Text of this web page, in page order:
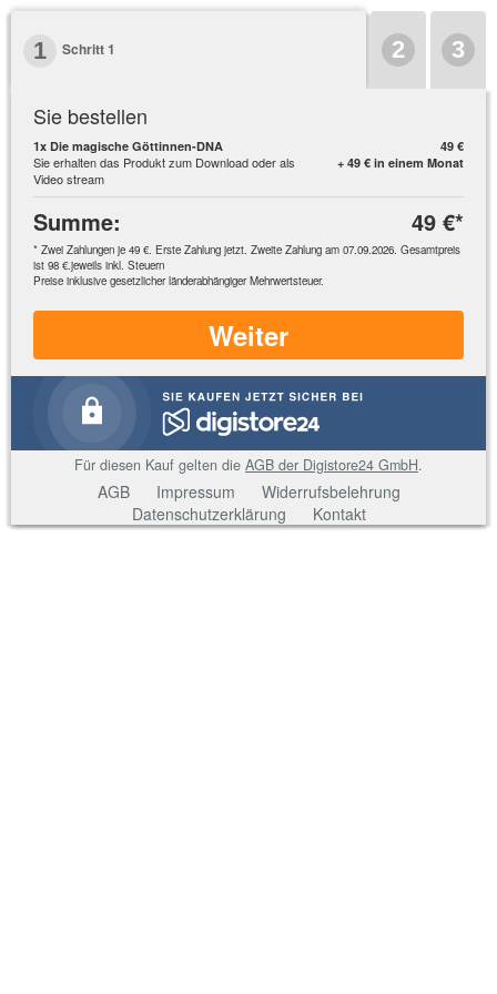
1 Schritt 1 2 3
Sie bestellen
1x Die magische Göttinnen-DNA
Sie erhalten das Produkt zum Download oder als
Video stream
49 €
+ 49 € in einem Monat
Summe: 49 €*
* Zwei Zahlungen je 49 €. Erste Zahlung jetzt. Zweite Zahlung am 07.09.2026. Gesamtpreis
ist 98 €.jeweils inkl. Steuern
Preise inklusive gesetzlicher länderabhängiger Mehrwertsteuer.
Weiter
Für diesen Kauf gelten die AGB der Digistore24 GmbH.
AGB Impressum
Widerrufsbelehrung
Datenschutzerklärung
Kontakt